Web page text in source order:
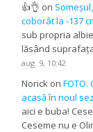
👍👌 on
coborât la -137
sub propria
lăsând
aug. 9, 10:42
Norick on
acasă în noul
aici e buba!
Ceseme nu e